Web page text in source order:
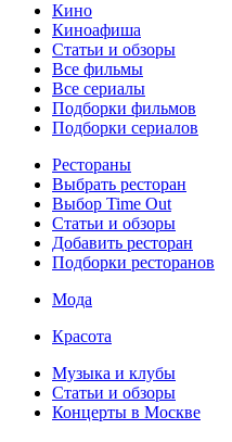
Кино
Киноафиша
Статьи и обзоры
Все фильмы
Все сериалы
Подборки фильмов
Подборки сериалов
Рестораны
Выбрать ресторан
Выбор Time Out
Статьи и обзоры
Добавить ресторан
Подборки ресторанов
Мода
Красота
Музыка и клубы
Статьи и обзоры
Концерты в Москве